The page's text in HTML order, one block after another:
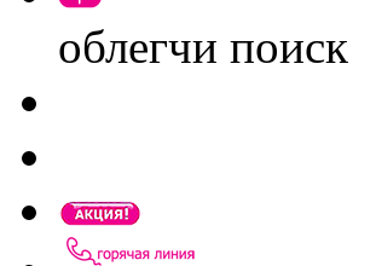
облегчи поиск